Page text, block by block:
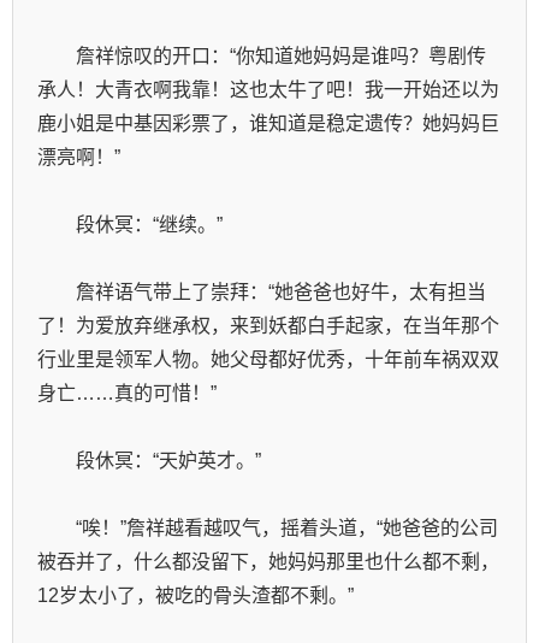
詹祥惊叹的开口：“你知道她妈妈是谁吗？粤剧传
承人！大青衣啊我靠！这也太牛了吧！我一开始还以为
鹿小姐是中基因彩票了，谁知道是稳定遗传？她妈妈巨
漂亮啊！”
段休冥：“继续。”
詹祥语气带上了崇拜：“她爸爸也好牛，太有担当
了！为爱放弃继承权，来到妖都白手起家，在当年那个
行业里是领军人物。她父母都好优秀，十年前车祸双双
身亡……真的可惜！”
段休冥：“天妒英才。”
“唉！”詹祥越看越叹气，摇着头道，“她爸爸的公司
被吞并了，什么都没留下，她妈妈那里也什么都不剩，
12岁太小了，被吃的骨头渣都不剩。”